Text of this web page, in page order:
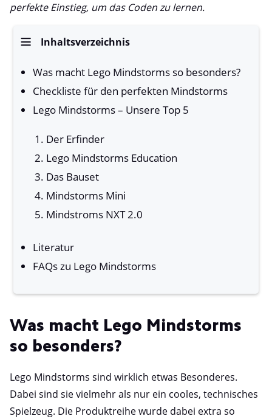
perfekte Einstieg, um das Coden zu lernen.
Inhaltsverzeichnis
Was macht Lego Mindstorms so besonders?
Checkliste für den perfekten Mindstorms
Lego Mindstorms – Unsere Top 5
Der Erfinder
Lego Mindstorms Education
Das Bauset
Mindstorms Mini
Mindstroms NXT 2.0
Literatur
FAQs zu Lego Mindstorms
Was macht Lego Mindstorms
so besonders?
Lego Mindstorms sind wirklich etwas Besonderes.
Dabei sind sie vielmehr als nur ein cooles, technisches
Spielzeug. Die Produktreihe wurde dabei extra so